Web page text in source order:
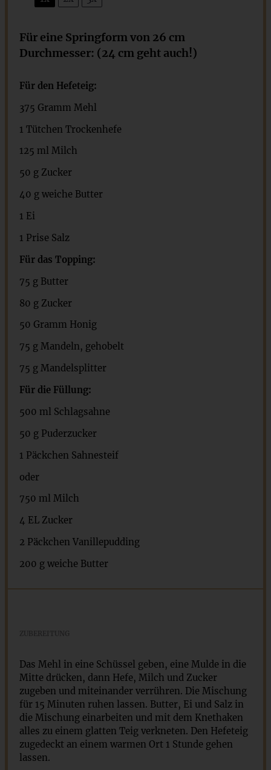
Für eine Springform von 26 cm
Durchmesser: (24 cm geht auch!)
Für den Hefeteig:
375 Gramm Mehl
1 Tütchen Trockenhefe
125 ml Milch
50 gZucker
40 gweiche Butter
1 Ei
1 Prise Salz
Für das Topping:
75 gButter
80 gZucker
50 Gramm Honig
75 gMandeln, gehobelt
75 gMandelsplitter
Für die Füllung:
500 ml Schlagsahne
50 gPuderzucker
1 Päckchen Sahnesteif
oder
750 ml Milch
4 EL Zucker
2 Päckchen Vanillepudding
200 gweiche Butter
Das Mehl in eine Schüssel geben, eine Mulde in die
Mitte drücken, dann Hefe, Milch und Zucker
zugeben und miteinander verrühren. Die Mischung
für 15 Minuten ruhen lassen. Butter, Ei und Salz in
die Mischung einarbeiten und mit dem Knethaken
alles zu einem glatten Teig verkneten. Den Hefeteig
zugedeckt an einem warmen Ort 1 Stunde gehen
lassen.